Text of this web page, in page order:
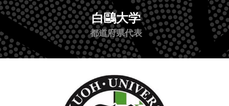
白鷗大学
都道府県代表